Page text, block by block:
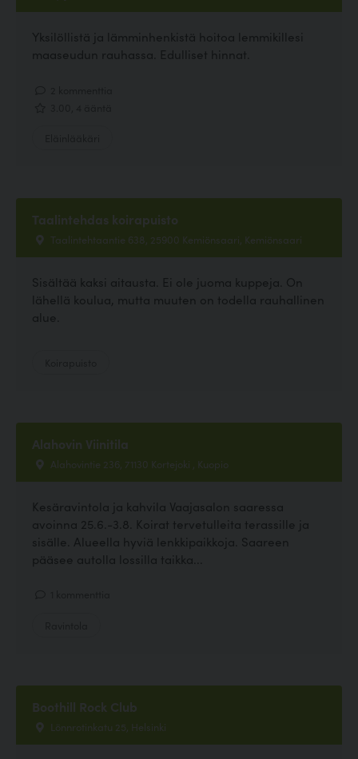
Yksilöllistä ja lämminhenkistä hoitoa lemmikillesi
maaseudun rauhassa. Edulliset hinnat.
Taalintehdas koirapuisto
Taalintehtaantie 638, 25900 Kemiönsaari, Kemiönsaari
Sisältää kaksi aitausta. Ei ole juoma kuppeja. On
lähellä koulua, mutta muuten on todella rauhallinen
alue.
Alahovin Viinitila
Alahovintie 236, 71130 Kortejoki , Kuopio
Kesäravintola ja kahvila Vaajasalon saaressa
avoinna 25.6.-3.8. Koirat tervetulleita terassille ja
sisälle. Alueella hyviä lenkkipaikkoja. Saareen
pääsee autolla lossilla taikka...
Boothill Rock Club
Lönnrotinkatu 25, Helsinki